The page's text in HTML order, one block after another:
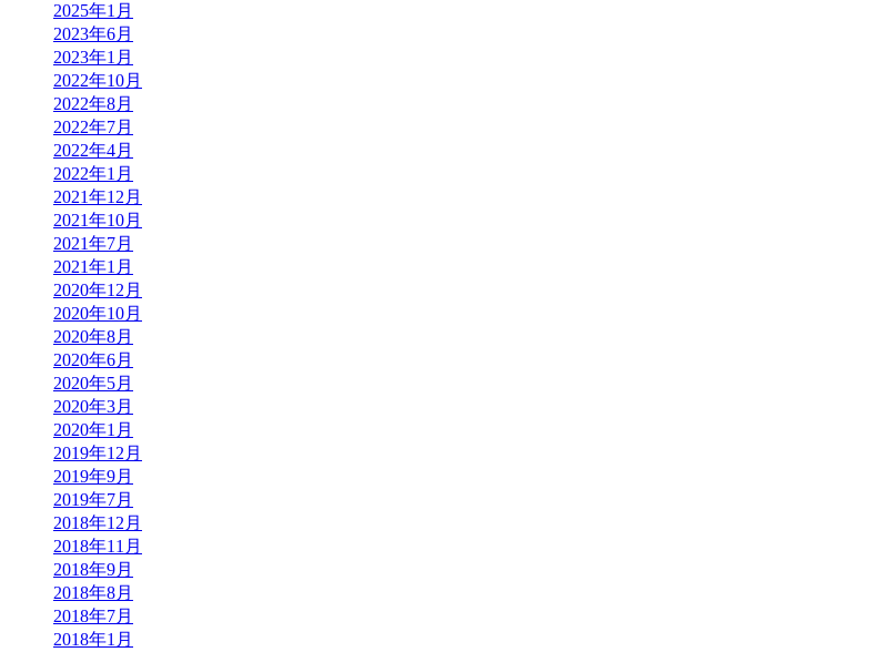
2025年1月
2023年6月
2023年1月
2022年10月
2022年8月
2022年7月
2022年4月
2022年1月
2021年12月
2021年10月
2021年7月
2021年1月
2020年12月
2020年10月
2020年8月
2020年6月
2020年5月
2020年3月
2020年1月
2019年12月
2019年9月
2019年7月
2018年12月
2018年11月
2018年9月
2018年8月
2018年7月
2018年1月